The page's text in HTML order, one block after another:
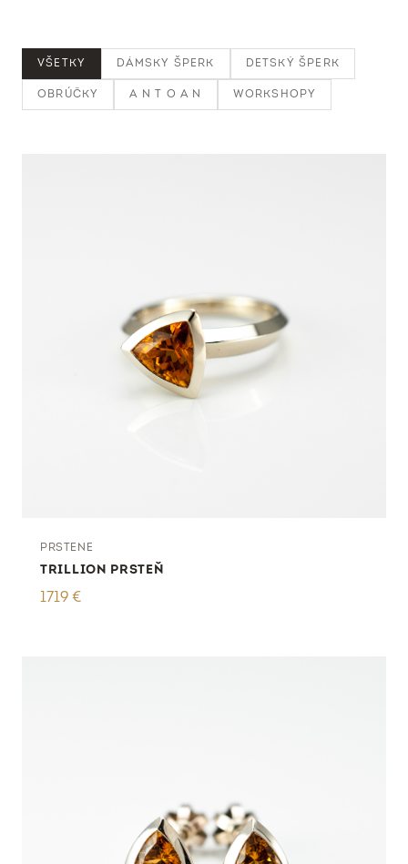
VŠETKY DÁMSKY ŠPERK DETSKÝ ŠPERK
OBRÚČKY A N T O A N WORKSHOPY
PRSTENE
TRILLION PRSTEŇ
1719 €